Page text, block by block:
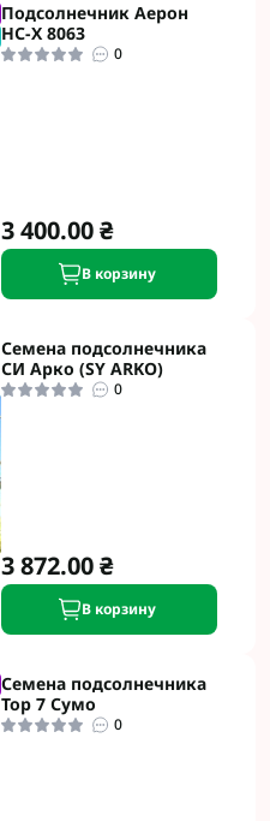
Подсолнечник Аерон
НС-Х 8063
0
3 400.00 ₴
В корзину
Семена подсолнечника
СИ Арко (SY ARKO)
0
3 872.00 ₴
В корзину
Семена подсолнечника
Тор 7 Сумо
0